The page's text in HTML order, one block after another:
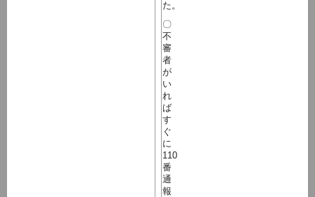
た。
〇
不
審
者
が
い
れ
ば
す
ぐ
に
110
番
通
報